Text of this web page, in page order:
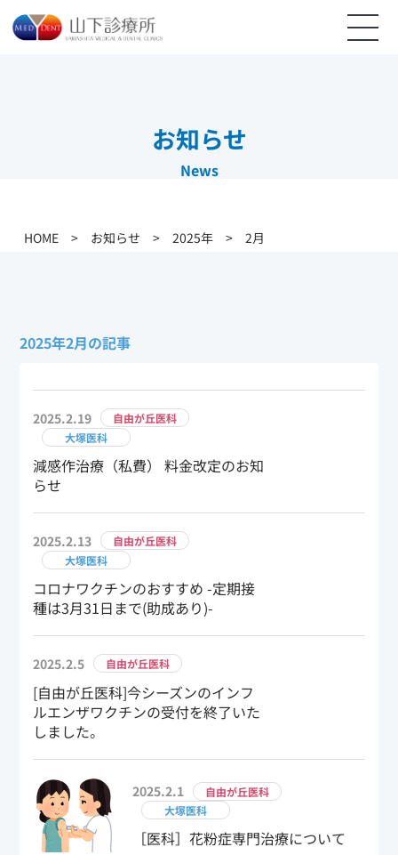
お知らせ
News
HOME > お知らせ >2025年 >2月
2025年2月の記事
2025.2.19
自由が丘医科
大塚医科
減感作治療（私費） 料金改定のお知
らせ
2025.2.13
自由が丘医科
大塚医科
コロナワクチンのおすすめ -定期接
種は3月31日まで(助成あり)-
2025.2.5 自由が丘医科
[自由が丘医科]今シーズンのインフ
ルエンザワクチンの受付を終了いた
しました。
2025.2.1
自由が丘医科
大塚医科
［医科］花粉症専門治療について